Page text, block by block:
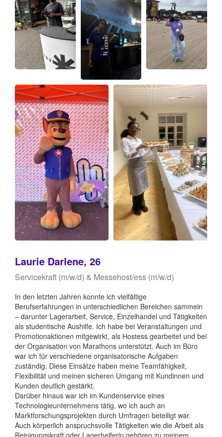
Laurie Darlene, 26
Servicekraft (m/w/d) & Messehost/ess (m/w/d)
In den letzten Jahren konnte ich vielfältige
Berufserfahrungen in unterschiedlichen Bereichen sammeln
– darunter Lagerarbeit, Service, Einzelhandel und Tätigkeiten
als studentische Aushilfe. Ich habe bei Veranstaltungen und
Promotionaktionen mitgewirkt, als Hostess gearbeitet und bei
der Organisation von Marathons unterstützt. Auch im Büro
war ich für verschiedene organisatorische Aufgaben
zuständig. Diese Einsätze haben meine Teamfähigkeit,
Flexibilität und meinen sicheren Umgang mit Kundinnen und
Kunden deutlich gestärkt.
Darüber hinaus war ich im Kundenservice eines
Technologieunternehmens tätig, wo ich auch an
Marktforschungsprojekten durch Umfragen beteiligt war.
Auch körperlich anspruchsvolle Tätigkeiten wie die Arbeit als
Reinigungskraft oder Lagerhelferin gehören zu meinem